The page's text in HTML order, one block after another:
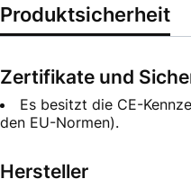
Produktsicherheit
Zertifikate und
Es besitzt die CE-
den EU-Normen).
Hersteller